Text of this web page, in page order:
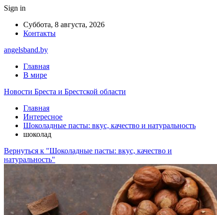
Sign in
Суббота, 8 августа, 2026
Контакты
angelsband.by
Главная
В мире
Новости Бреста и Брестской области
Главная
Интересное
Шоколадные пасты: вкус, качество и натуральность
шоколад
Вернуться к "Шоколадные пасты: вкус, качество и
натуральность"